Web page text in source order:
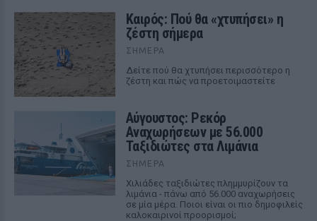
Καιρός: Πού θα «χτυπήσει» η
ζέστη σήμερα
ΣΉΜΕΡΑ
Δείτε πού θα χτυπήσει περισσότερο η
ζέστη και πώς να προετοιμαστείτε
Αύγουστος: Ρεκόρ
Αναχωρήσεων με 56.000
Ταξιδιώτες στα Λιμάνια
ΣΉΜΕΡΑ
Χιλιάδες ταξιδιώτες πλημμυρίζουν τα
λιμάνια - πάνω από 56.000 αναχωρήσεις
σε μία μέρα. Ποιοι είναι οι πιο δημοφιλείς
καλοκαιρινοί προορισμοί;